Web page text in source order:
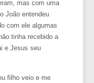
mas com uma
João entendeu
com ele algumas
tinha recebido a
e Jesus seu
filho veio e me